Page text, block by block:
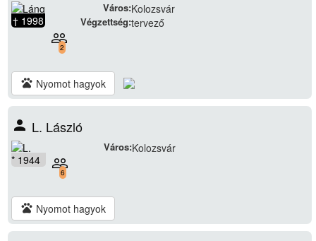
† 1998
Város:Kolozsvár
Végzettség:tervező
people_outline
2
pets Nyomot hagyok
person L. László
* 1944
Város:Kolozsvár
people_outline
6
pets Nyomot hagyok